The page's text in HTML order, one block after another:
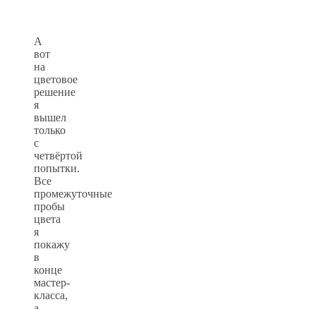
А
вот
на
цветовое
решение
я
вышел
только
с
четвёртой
попытки.
Все
промежуточные
пробы
цвета
я
покажу
в
конце
мастер-
класса,